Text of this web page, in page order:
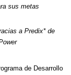
sus metas
a Predix* de
de Desarrollo